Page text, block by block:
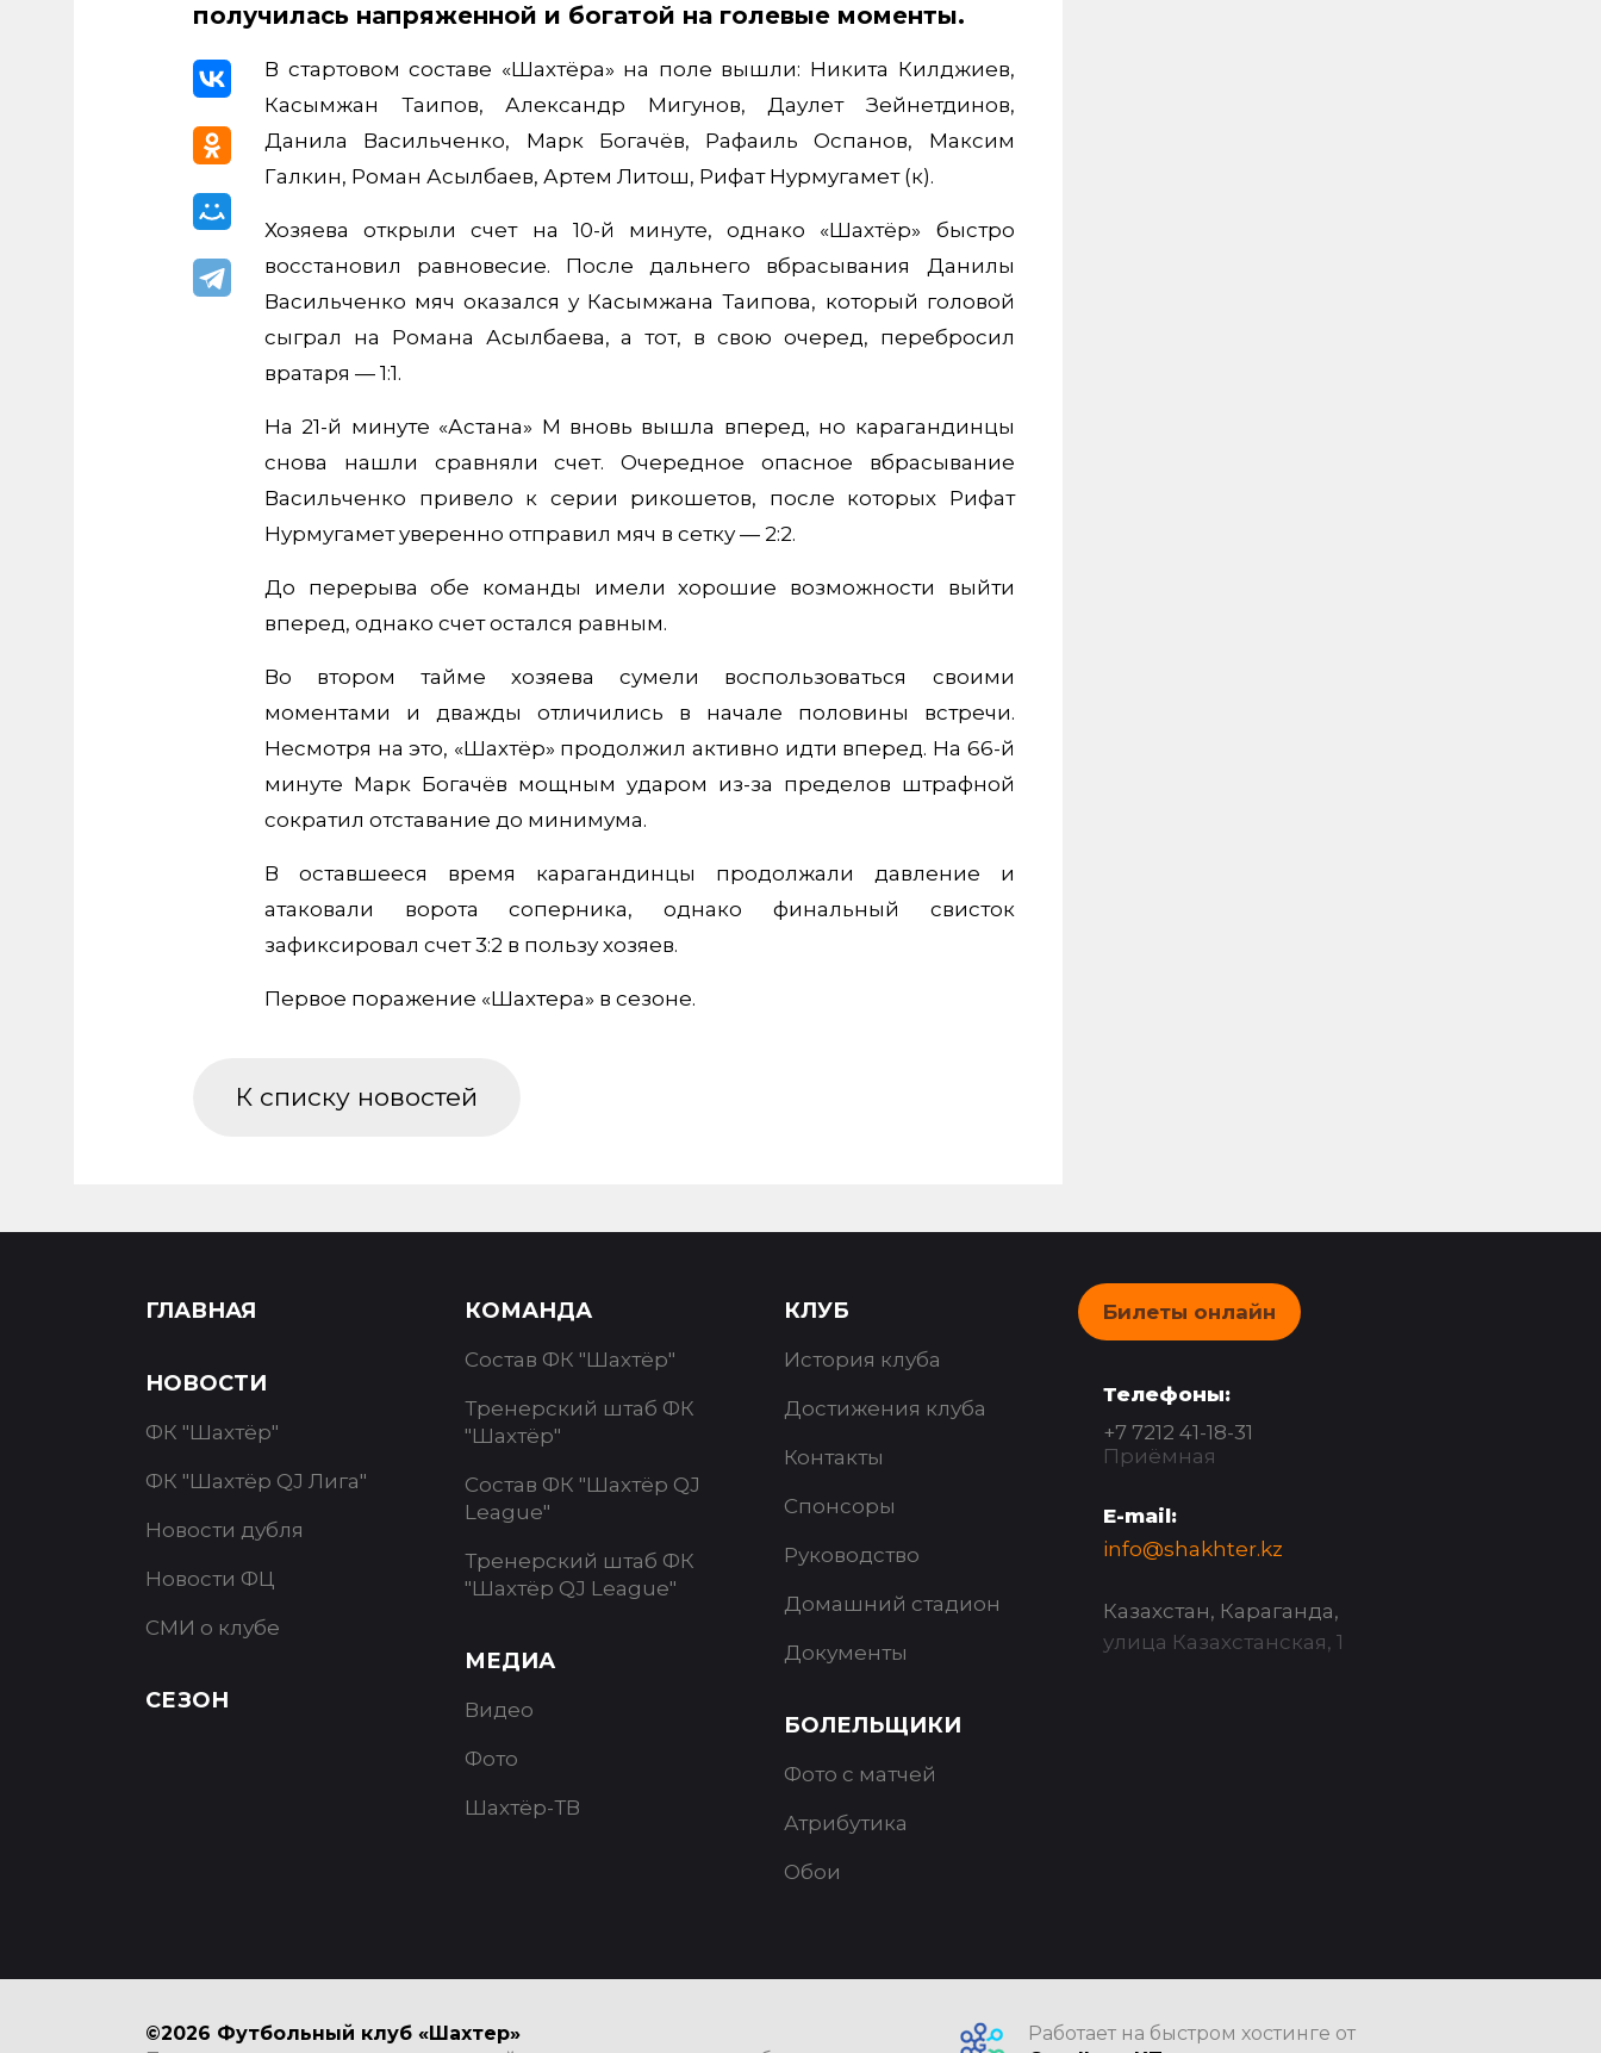
получилась напряженной и богатой на голевые моменты.
В стартовом составе «Шахтёра» на поле вышли: Никита Килджиев,
Касымжан Таипов, Александр Мигунов, Даулет Зейнетдинов,
Данила Васильченко, Марк Богачёв, Рафаиль Оспанов, Максим
Галкин, Роман Асылбаев, Артем Литош, Рифат Нурмугамет (к).
Хозяева открыли счет на 10-й минуте, однако «Шахтёр» быстро
восстановил равновесие. После дальнего вбрасывания Данилы
Васильченко мяч оказался у Касымжана Таипова, который головой
сыграл на Романа Асылбаева, а тот, в свою очеред, перебросил
вратаря — 1:1.
На 21-й минуте «Астана» М вновь вышла вперед, но карагандинцы
снова нашли сравняли счет. Очередное опасное вбрасывание
Васильченко привело к серии рикошетов, после которых Рифат
Нурмугамет уверенно отправил мяч в сетку — 2:2.
До перерыва обе команды имели хорошие возможности выйти
вперед, однако счет остался равным.
Во втором тайме хозяева сумели воспользоваться своими
моментами и дважды отличились в начале половины встречи.
Несмотря на это, «Шахтёр» продолжил активно идти вперед. На 66-й
минуте Марк Богачёв мощным ударом из-за пределов штрафной
сократил отставание до минимума.
В оставшееся время карагандинцы продолжали давление и
атаковали ворота соперника, однако финальный свисток
зафиксировал счет 3:2 в пользу хозяев.
Первое поражение «Шахтера» в сезоне.
К списку новостей
ГЛАВНАЯ
НОВОСТИ
ФК "Шахтёр"
ФК "Шахтёр QJ Лига"
Новости дубля
Новости ФЦ
СМИ о клубе
СЕЗОН
КОМАНДА
Состав ФК "Шахтёр"
Тренерский штаб ФК
"Шахтёр"
Состав ФК "Шахтёр QJ
League"
Тренерский штаб ФК
"Шахтёр QJ League"
МЕДИА
Видео
Фото
Шахтёр-ТВ
КЛУБ
История клуба
Достижения клуба
Контакты
Спонсоры
Руководство
Домашний стадион
Документы
БОЛЕЛЬЩИКИ
Фото с матчей
Атрибутика
Обои
Билеты онлайн
Телефоны:
+7 7212 41-18-31
Приёмная
E-mail:
info@shakhter.kz
Казахстан, Караганда,
улица Казахстанская, 1
©2026 Футбольный клуб «Шахтер»
Работает на быстром хостинге от